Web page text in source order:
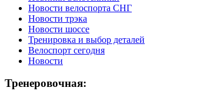
Новости велоспорта СНГ
Новости трэка
Новости шоссе
Тренировка и выбор деталей
Велоспорт сегодня
Новости
Тренеровочная: